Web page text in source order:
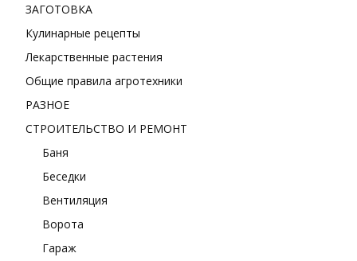
ЗАГОТОВКА
Кулинарные рецепты
Лекарственные растения
Общие правила агротехники
РАЗНОЕ
СТРОИТЕЛЬСТВО И РЕМОНТ
Баня
Беседки
Вентиляция
Ворота
Гараж